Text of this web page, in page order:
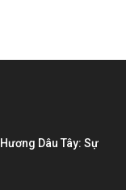
Dâu Tây: Sự